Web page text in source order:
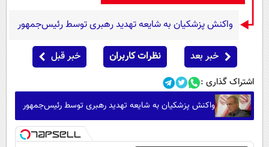
واکنش پزشکیان به شایعه تهدید رهبری توسط رئیس‌جمهور
خبر بعد نظرات کاربران خبر قبل
اشتراک گذاری :
واکنش پزشکیان به شایعه تهدید رهبری توسط رئیس‌جمهور